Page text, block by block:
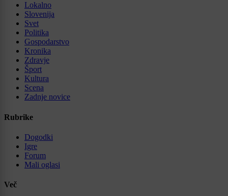
Lokalno
Slovenija
Svet
Politika
Gospodarstvo
Kronika
Zdravje
Šport
Kultura
Scena
Zadnje novice
Rubrike
Dogodki
Igre
Forum
Mali oglasi
Več